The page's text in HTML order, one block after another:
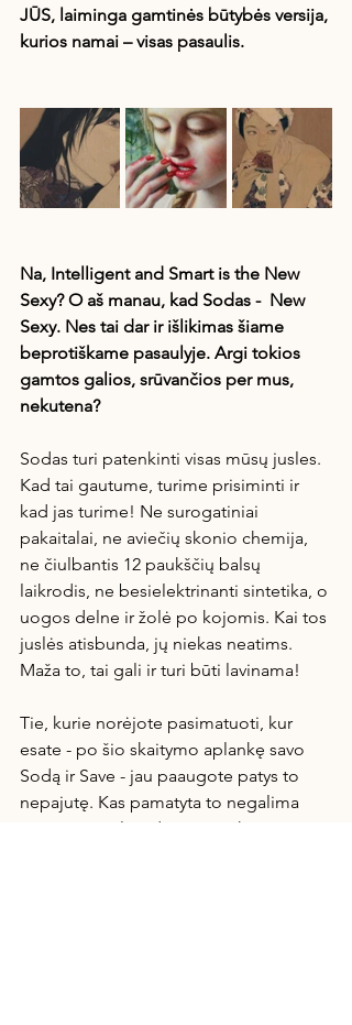
JŪS, laiminga gamtinės būtybės versija,
kurios namai – visas pasaulis.
Na, Intelligent and Smart is the New
Sexy? O aš manau, kad Sodas -  New
Sexy. Nes tai dar ir išlikimas šiame
beprotiškame pasaulyje. Argi tokios
gamtos galios, srūvančios per mus,
nekutena?
Sodas turi patenkinti visas mūsų jusles.
Kad tai gautume, turime prisiminti ir
kad jas turime! Ne surogatiniai
pakaitalai, ne aviečių skonio chemija,
ne čiulbantis 12 paukščių balsų
laikrodis, ne besielektrinanti sintetika, o
uogos delne ir žolė po kojomis. Kai tos
juslės atisbunda, jų niekas neatims.
Maža to, tai gali ir turi būti lavinama!
Tie, kurie norėjote pasimatuoti, kur
esate - po šio skaitymo aplankę savo
Sodą ir Save - jau paaugote patys to
nepajutę. Kas pamatyta to negalima
atmatyti atgal. Vadinasi, pasikeis ir